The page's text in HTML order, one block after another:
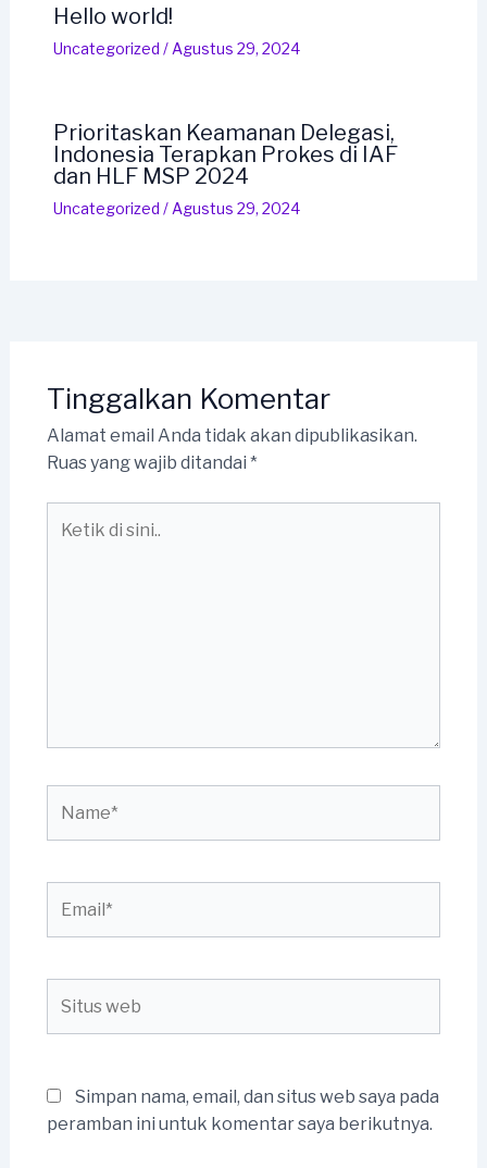
Hello world!
Uncategorized / Agustus 29, 2024
Prioritaskan Keamanan Delegasi,
Indonesia Terapkan Prokes di IAF
dan HLF MSP 2024
Uncategorized / Agustus 29, 2024
Tinggalkan Komentar
Alamat email Anda tidak akan dipublikasikan.
Ruas yang wajib ditandai *
web
Simpan nama, email, dan situs web saya pada
peramban ini untuk komentar saya berikutnya.